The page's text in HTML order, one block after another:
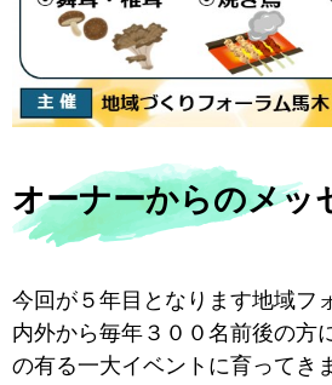
オーナーからのメッ
今回が５年目となります地域フ
内外から毎年３００名前後の方
の有る一大イベントに育ってき